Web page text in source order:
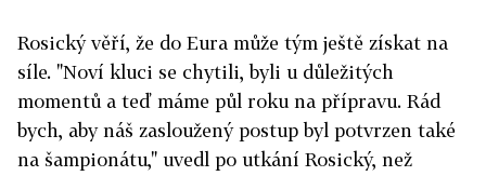
Rosický věří, že do Eura může tým ještě získat na
síle. "Noví kluci se chytili, byli u důležitých
momentů a teď máme půl roku na přípravu. Rád
bych, aby náš zasloužený postup byl potvrzen také
na šampionátu," uvedl po utkání Rosický, než